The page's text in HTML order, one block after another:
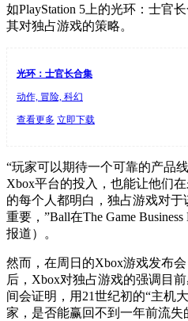
如PlayStation 5上的光环：士
其对独占游戏的策略。
光环：士官长合集
动作, 冒险, 科幻
查看更多 立即下载
“玩家可以期待一个可靠的产品
Xbox平台的投入，也能让他们
的每个人都明白，独占游戏对
重要，”Ball在The Game
报道）。
然而，在周日的Xbox游戏发布会
后，Xbox对独占游戏的强调目
间会证明，用21世纪初的“主机
家，是否能赢回不到一年前流